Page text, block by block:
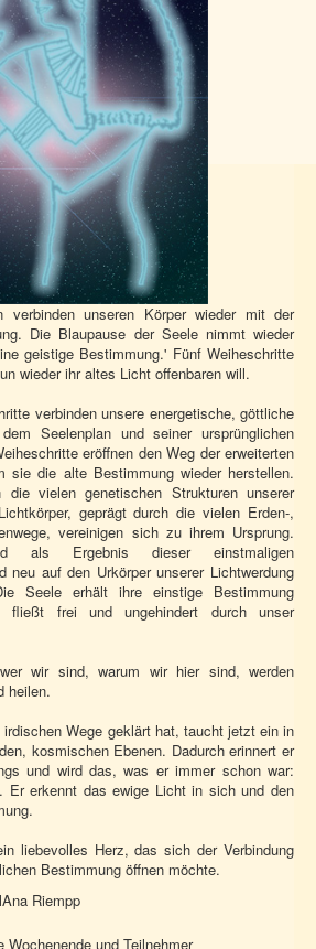
verbinden unseren Körper wieder mit der
Die Blaupause der Seele nimmt wieder
geistige Bestimmung.' Fünf Weiheschritte
wieder ihr altes Licht offenbaren will.
verbinden unsere energetische, göttliche
Seelenplan und seiner ursprünglichen
eröffnen den Weg der erweiterten
sie die alte Bestimmung wieder herstellen.
vielen genetischen Strukturen unserer
geprägt durch die vielen Erden-,
vereinigen sich zu ihrem Ursprung.
als Ergebnis dieser einstmaligen
neu auf den Urkörper unserer Lichtwerdung
Seele erhält ihre einstige Bestimmung
fließt frei und ungehindert durch unser
wir sind, warum wir hier sind, werden
heilen.
Wege geklärt hat, taucht jetzt ein in
kosmischen Ebenen. Dadurch erinnert er
und wird das, was er immer schon war:
Er erkennt das ewige Licht in sich und den
liebevolles Herz, das sich der Verbindung
Bestimmung öffnen möchte.
Riempp
Wochenende und Teilnehmer